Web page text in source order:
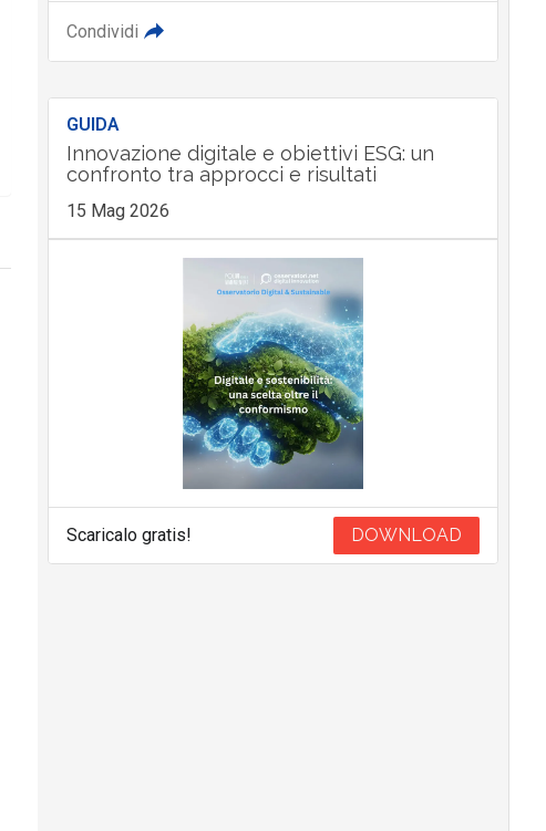
Condividi
GUIDA
Innovazione digitale e obiettivi ESG: un
confronto tra approcci e risultati
15 Mag 2026
Scaricalo gratis! DOWNLOAD